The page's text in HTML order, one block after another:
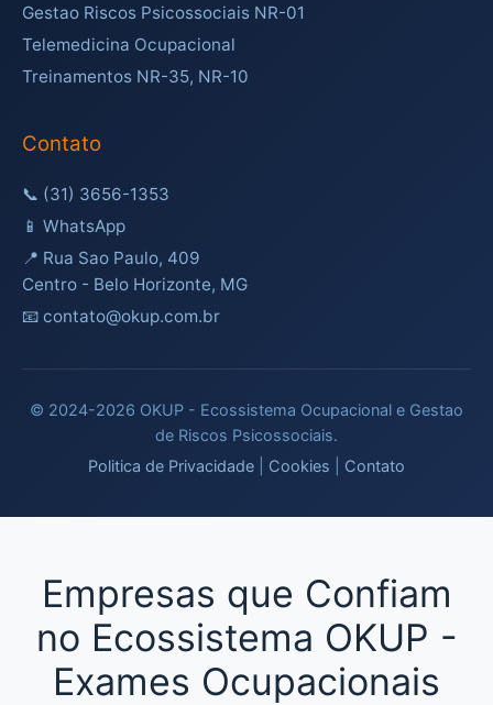
Gestao Riscos Psicossociais NR-01
Telemedicina Ocupacional
Treinamentos NR-35, NR-10
Contato
📞 (31) 3656-1353
📱 WhatsApp
📍 Rua Sao Paulo, 409
Centro - Belo Horizonte, MG
📧 contato@okup.com.br
© 2024-2026 OKUP - Ecossistema Ocupacional e Gestao
de Riscos Psicossociais.
Politica de Privacidade
Cookies Contato
Empresas que Confiam
no Ecossistema OKUP -
Exames Ocupacionais